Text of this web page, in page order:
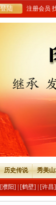
注册会员
历史传说 秀美
[濮阳] [鹤壁] [许昌]